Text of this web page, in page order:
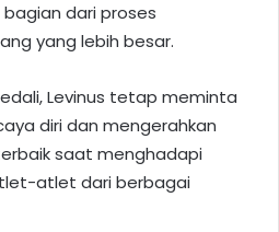
dari proses
yang lebih besar.
Levinus tetap meminta
diri dan mengerahkan
saat menghadapi
atlet dari berbagai